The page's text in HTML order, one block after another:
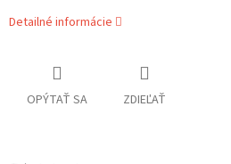
Detailné informácie
OPÝTAŤ SA ZDIEĽAŤ